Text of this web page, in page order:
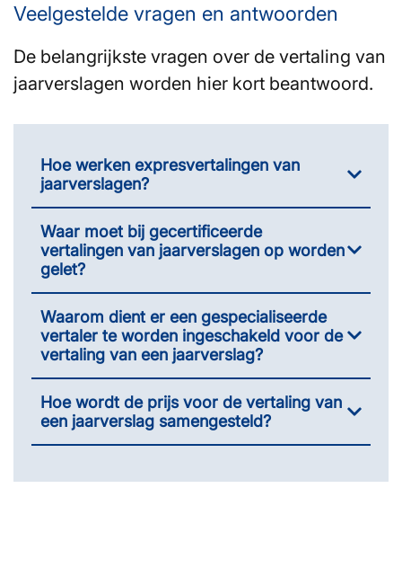
Veelgestelde vragen en antwoorden
De belangrijkste vragen over de vertaling van
jaarverslagen worden hier kort beantwoord.
Hoe werken expresvertalingen van
jaarverslagen?
Waar moet bij gecertificeerde
vertalingen van jaarverslagen op worden
gelet?
Waarom dient er een gespecialiseerde
vertaler te worden ingeschakeld voor de
vertaling van een jaarverslag?
Hoe wordt de prijs voor de vertaling van
een jaarverslag samengesteld?